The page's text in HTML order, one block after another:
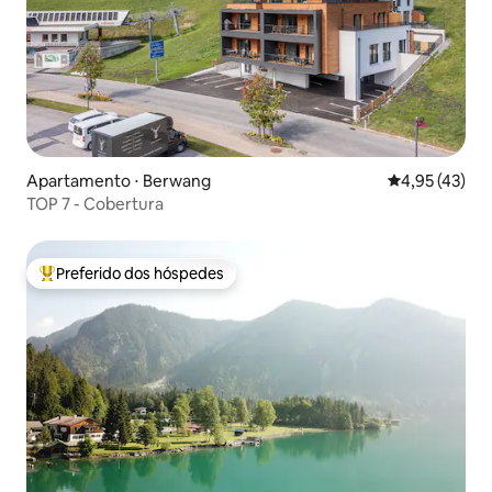
Apartamento ⋅ Berwang 4,95 de uma
4,95 (43)
TOP 7 - Cobertura
Entre os melhores preferidos dos hóspedes
Preferido dos hóspedes